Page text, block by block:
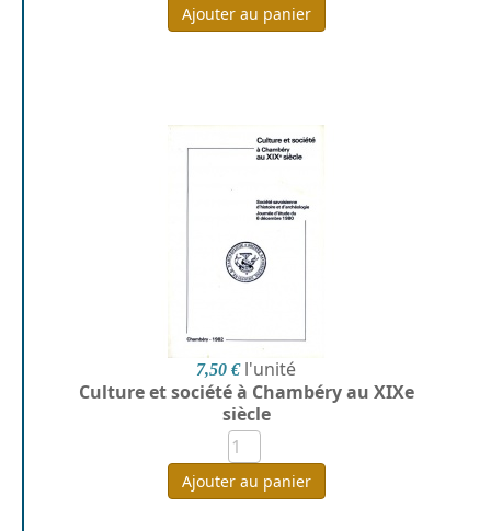
Ajouter au panier
7,50 € l'unité
Culture et société à Chambéry au XIXe
siècle
Ajouter au panier